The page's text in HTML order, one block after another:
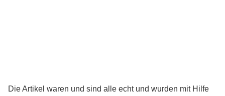
Die Artikel waren und sind alle echt und wurden mit Hilfe